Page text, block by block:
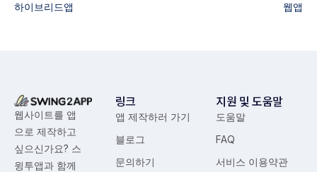
하이브리드앱
웹앱
웹사이트를 앱
으로 제작하고
싶으신가요? 스
윙투앱과 함께
링크
앱 제작하러 가기
블로그
문의하기
지원 및 도움말
도움말
FAQ
서비스 이용약관